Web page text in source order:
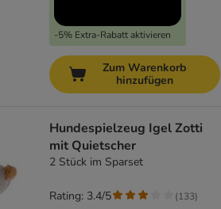
-5% Extra-Rabatt aktivieren
Zum Warenkorb
hinzufügen
Hundespielzeug Igel Zotti
mit Quietscher
2 Stück im Sparset
Rating: 3.4/5 (133)